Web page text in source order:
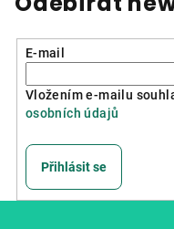
E-mail
Vložením e-mailu
osobních údajů
Přihlásit se